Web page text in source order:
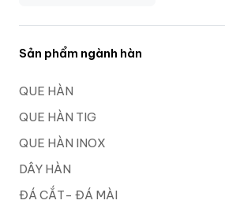
Sản phẩm ngành hàn
QUE HÀN
QUE HÀN TIG
QUE HÀN INOX
DÂY HÀN
ĐÁ CẮT- ĐÁ MÀI